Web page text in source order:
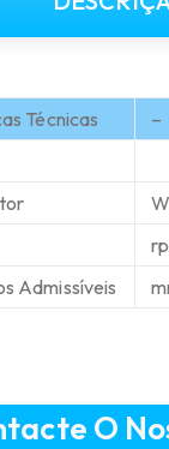
Técnicas –
W
Admissíveis
O